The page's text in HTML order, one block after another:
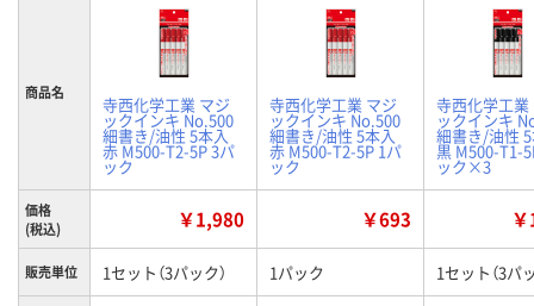
商品名
寺西化学工業 マジ
ックインキ No.500
細書き/油性 5本入
赤 M500-T2-5P 3パ
ック
寺西化学工業 マジ
ックインキ No.500
細書き/油性 5本入
赤 M500-T2-5P 1パ
ック
寺西化学工業
ックインキ
細書き/油性
黒 M500-T1-
ック×3
価格
(税込)
￥1,980 ￥693
販売単位 1セット（3パック） 1パック 1セット（3パ